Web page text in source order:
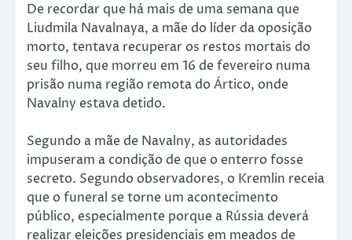
De recordar que há mais de uma semana que
Liudmila Navalnaya, a mãe do líder da oposição
morto, tentava recuperar os restos mortais do
seu filho, que morreu em 16 de fevereiro numa
prisão numa região remota do Ártico, onde
Navalny estava detido.
Segundo a mãe de Navalny, as autoridades
impuseram a condição de que o enterro fosse
secreto. Segundo observadores, o Kremlin receia
que o funeral se torne um acontecimento
público, especialmente porque a Rússia deverá
realizar eleições presidenciais em meados de